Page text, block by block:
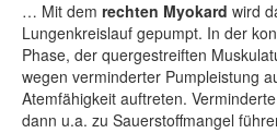
… Mit dem rechten Myokard wird
Lungenkreislauf gepumpt. In der
Phase, der quergestreiften
wegen verminderter Pumpleistung
Atemfähigkeit auftreten.
dann u.a. zu Sauerstoffmangel